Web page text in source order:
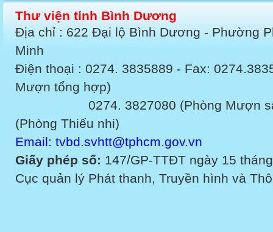
Thư viện tỉnh Bình Dương
Địa chỉ : 622 Đại lộ Bình Dương - Phường
Minh
Điện thoại : 0274. 3835889 - Fax:
Mượn tổng hợp)
0274. 3827080 (Phòng Mượn sách
(Phòng Thiếu nhi)
Email: tvbd.svhtt@tphcm.gov.vn
Giấy phép số: 147/GP-TTĐT ngày 15
Cục quản lý Phát thanh, Truyền hình và